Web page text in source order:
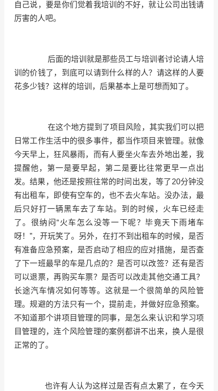
自己说，要是你们觉着我培训的不好，就让公司出钱请
厉害的人吧。
后面的培训就是那些员工与培训者讨论请人培
训的价钱了，到底可以请到什么样的人？请这样的人要
花多少钱？这样的培训，后果基本上是可想而知了。
在这个地方提到了项目风险，其实我们可以把
日常工作生活中的很多事件，都当作项目来管理。就像
今天早上，狂风暴雨，而有人要坐火车去外地出差，我
提醒他，第一是要早起，第二是要比往常更早一点出
发。结果，他还是按照往常的时间出发，等了20分钟没
有出租车，即使有空车的，也不去火车站。没办法，最
后只好打一辆黑车去了车站。到的时候，火车已经走
了。很纳闷“火车怎么没等一下呢？毕竟天下雨堵车
呀！”，开玩笑了。另外，在打不到出租车的时候，是否
有准备应急预案，是否启动了相应的应对措施，是否查
了下一班最早的车是几点的？是否可以改签？还有是否
可以退票，再购买车票？是否可以改走其他交通工具？
长途汽车情况如何等等。这就是一个很简单的风险管
理。规避的方法只有一个，提前走，并做好应急预案。
不知道那个讲项目管理的同事，是怎么来认识和学习项
目管理的，连个风险管理的案例都讲不出来，换人是很
正常的了。
也许有人认为这样过是否有点太累了，在今天